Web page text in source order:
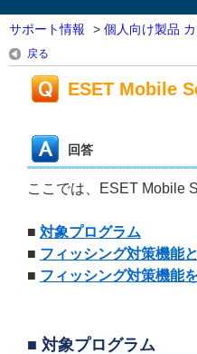
サポート情報 > 個人向け製品
戻る
ESET Mobile
回答
ここでは、ESET Mobile
■ 対象プログラム
■ フィッシング対策機能
■ フィッシング対策機能
■ 対象プログラム